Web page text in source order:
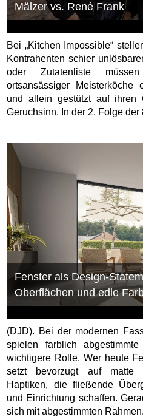
Mälzer vs. René Frank
Bei „Kitchen Impossible“
Kontrahenten schier
oder Zutatenliste
ortsansässiger
und allein gestützt auf ihren
Geruchsinn. In der 2. Folge der
Fenster als Design-
Oberflächen und edle
(DJD). Bei der modernen
spielen farblich
wichtigere Rolle. Wer heute
setzt bevorzugt auf matte
Haptiken, die fließende
und Einrichtung schaffen.
sich mit abgestimmten